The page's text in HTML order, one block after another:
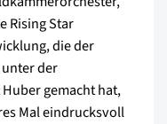
Star
die der
der
gemacht hat,
Mal eindrucksvoll